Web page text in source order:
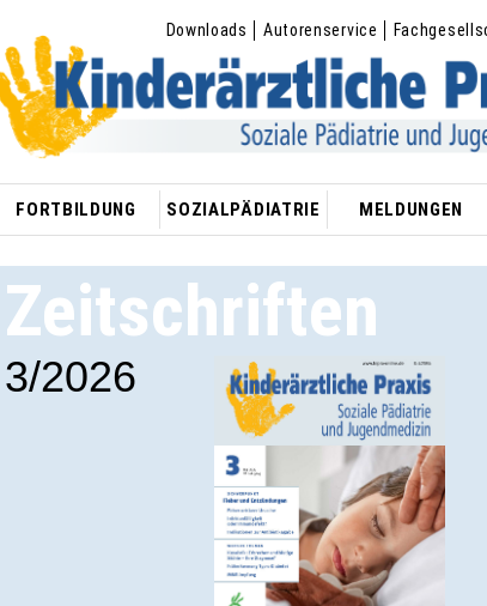
Downloads Autorenservice
FORTBILDUNG SOZIALPÄDIATRIE MELDUNGEN
Zeitschriften
3/2026